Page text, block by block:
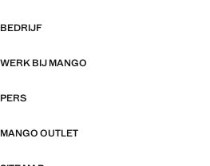
BEDRIJF
WERK BIJ MANGO
PERS
MANGO OUTLET